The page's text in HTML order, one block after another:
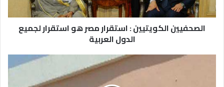
الصحفيين الكويتيين : استقرار مصر هو استقرار لجميع
الدول العربية